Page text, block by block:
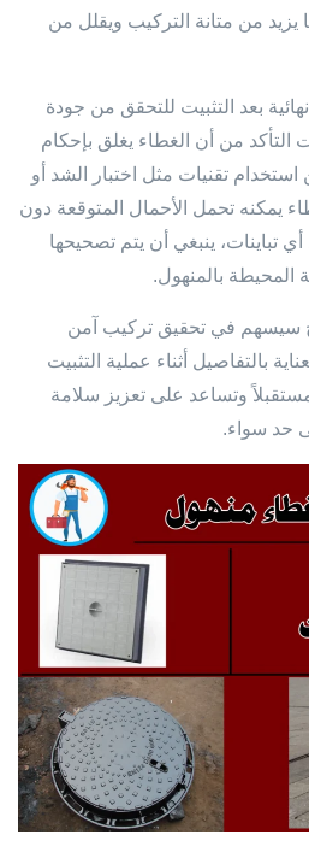
من متانة التركيب ويقلل من
بعد التثبيت للتحقق من جودة
التأكد من أن الغطاء يغلق بإحكام
تقنيات مثل اختبار الشد أو
يمكنه تحمل الأحمال المتوقعة دون
تباينات، ينبغي أن يتم تصحيحها
المحيطة بالمنهول.
سيسهم في تحقيق تركيب آمن
بالتفاصيل أثناء عملية التثبيت
وتساعد على تعزيز سلامة
حد سواء.